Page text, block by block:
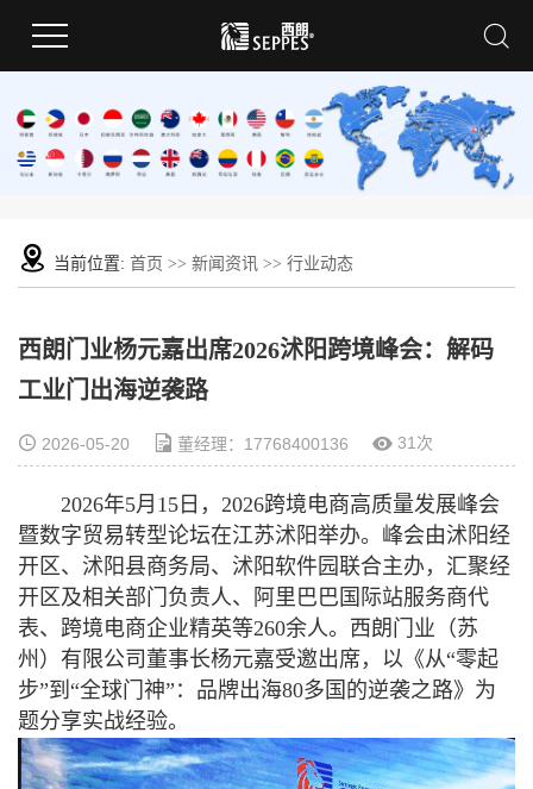
当前位置: 首页 >> 新闻资讯 >> 行业动态
西朗门业杨元嘉出席2026沭阳跨境峰会：解码
工业门出海逆袭路
2026-05-20 董经理：17768400136 31次
2026年5月15日，2026跨境电商高质量发展峰会
暨数字贸易转型论坛在江苏沭阳举办。峰会由沭阳经
开区、沭阳县商务局、沭阳软件园联合主办，汇聚经
开区及相关部门负责人、阿里巴巴国际站服务商代
表、跨境电商企业精英等260余人。西朗门业（苏
州）有限公司董事长杨元嘉受邀出席，以《从“零起
步”到“全球门神”：品牌出海80多国的逆袭之路》为
题分享实战经验。